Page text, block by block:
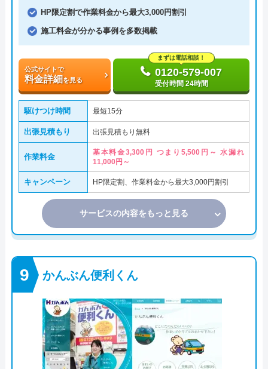
HP限定割で作業料金から最大3,000円割引
施工料金が分かる事例を多数掲載
公式サイトで
料金詳細を見る
まずは電話相談！
0120-579-007
受付時間 24時間
駆けつけ時間 最短15分
出張見積もり 出張見積もり無料
作業料金
基本料金3,300円 つまり5,500円～ 水漏れ
11,000円～
キャンペーン HP限定割、作業料金から最大3,000円割引
サービスの内容をもっと見る
かんぶん便利くん